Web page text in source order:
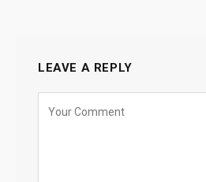
LEAVE A REPLY